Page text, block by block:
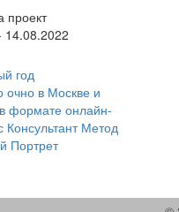
проект
год
очно в Москве и
формате онлайн-
Консультант Метод
Портрет